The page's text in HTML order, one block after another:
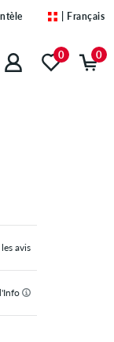
| Français
0 0
avis